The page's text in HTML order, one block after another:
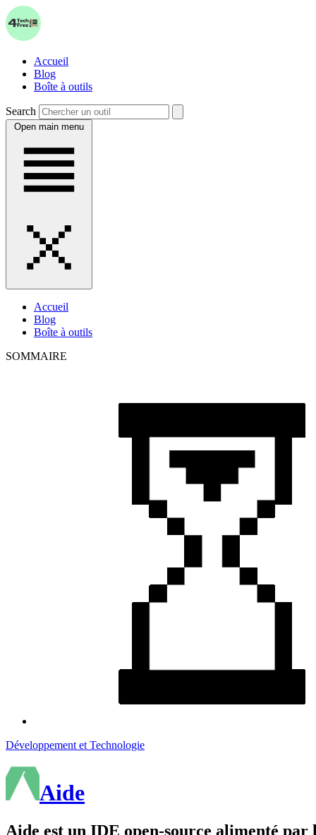
Accueil
Blog
Boîte à outils
Search
Open main menu
Accueil
Blog
Boîte à outils
SOMMAIRE
Développement et Technologie
Aide
Aide est un IDE open-source alimenté